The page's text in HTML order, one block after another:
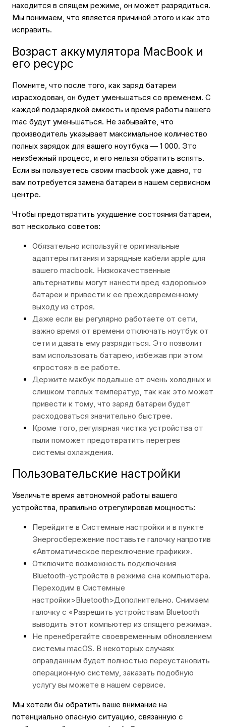
находится в спящем режиме, он может разрядиться.
Мы понимаем, что является причиной этого и как это
исправить.
Возраст аккумулятора MacBook и
его ресурс
Помните, что после того, как заряд батареи
израсходован, он будет уменьшаться со временем. С
каждой подзарядкой емкость и время работы вашего
mac будут уменьшаться. Не забывайте, что
производитель указывает максимальное количество
полных зарядок для вашего ноутбука — 1 000. Это
неизбежный процесс, и его нельзя обратить вспять.
Если вы пользуетесь своим macbook уже давно, то
вам потребуется замена батареи в нашем сервисном
центре.
Чтобы предотвратить ухудшение состояния батареи,
вот несколько советов:
Обязательно используйте оригинальные
адаптеры питания и зарядные кабели apple для
вашего macbook. Низкокачественные
альтернативы могут нанести вред «здоровью»
батареи и привести к ее преждевременному
выходу из строя.
Даже если вы регулярно работаете от сети,
важно время от времени отключать ноутбук от
сети и давать ему разрядиться. Это позволит
вам использовать батарею, избежав при этом
«простоя» в ее работе.
Держите макбук подальше от очень холодных и
слишком теплых температур, так как это может
привести к тому, что заряд батареи будет
расходоваться значительно быстрее.
Кроме того, регулярная чистка устройства от
пыли поможет предотвратить перегрев
системы охлаждения.
Пользовательские настройки
Увеличьте время автономной работы вашего
устройства, правильно отрегулировав мощность:
Перейдите в Системные настройки и в пункте
Энергосбережение поставьте галочку напротив
«Автоматическое переключение графики».
Отключите возможность подключения
Bluetooth-устройств в режиме сна компьютера.
Переходим в Системные
настройки>Bluetooth>Дополнительно. Снимаем
галочку с «Разрешить устройствам Bluetooth
выводить этот компьютер из спящего режима».
Не пренебрегайте своевременным обновлением
системы macOS. В некоторых случаях
оправданным будет полностью переустановить
операционную систему, заказать подобную
услугу вы можете в нашем сервисе.
Мы хотели бы обратить ваше внимание на
потенциально опасную ситуацию, связанную с